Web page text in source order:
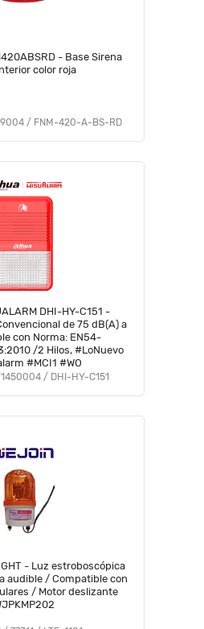
- Base Sirena
color roja
/ FNM-420-A-BS-RD
DHI-HY-C151 -
de 75 dB(A) a
con Norma: EN54-
/2 Hilos, #LoNuevo
#MCI1 #WO
/ DHI-HY-C151
- Luz estroboscópica
audible / Compatible con
/ Motor deslizante